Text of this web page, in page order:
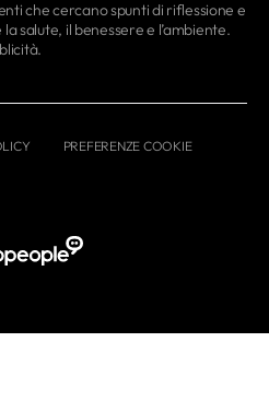
che cercano spunti di riflessione e
salute, il benessere e l’ambiente.
PREFERENZE COOKIE